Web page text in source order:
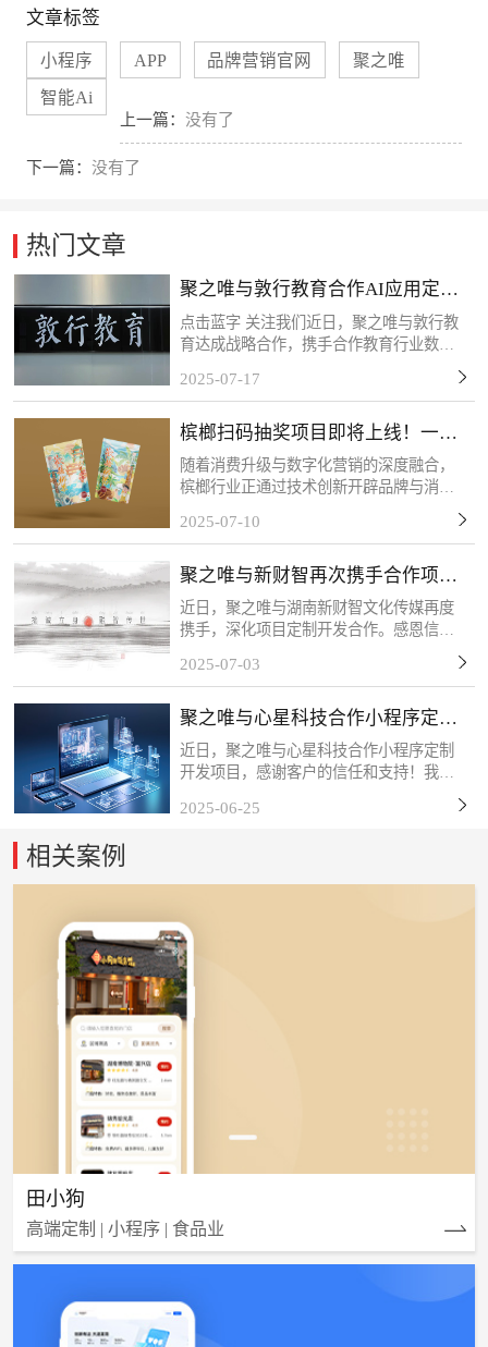
文章标签
小程序 APP 品牌营销官网 聚之唯
智能Ai
上一篇： 没有了
下一篇： 没有了
热门文章
聚之唯与敦行教育合作AI应用定制
开发项目
点击蓝字 关注我们近日，聚之唯与敦行教
育达成战略合作，携手合作教育行业数字
目。此次应用系统的开发主要为敦行教育
撑。感谢客户的信任和...
2025-07-17
槟榔扫码抽奖项目即将上线！一物
一码，精准触达！
随着消费升级与数字化营销的深度融合，
槟榔行业正通过技术创新开辟品牌与消费
目将于近期上线，该活动以“一物一码”技
码，消费者扫码后可...
2025-07-10
聚之唯与新财智再次携手合作项目
定制开发
近日，聚之唯与湖南新财智文化传媒再度
携手，深化项目定制开发合作。感恩信任
筑长期共赢！关于新财智湖南新财智文化
服务企业。自成立以来...
2025-07-03
聚之唯与心星科技合作小程序定制
开发项目
近日，聚之唯与心星科技合作小程序定制
开发项目，感谢客户的信任和支持！我们
价值」的理念，深度挖掘客户需求，打磨
2025-06-25
相关案例
田小狗
高端定制 | 小程序 | 食品业